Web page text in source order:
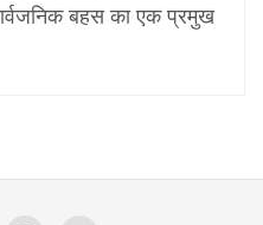
बहस का एक प्रमुख